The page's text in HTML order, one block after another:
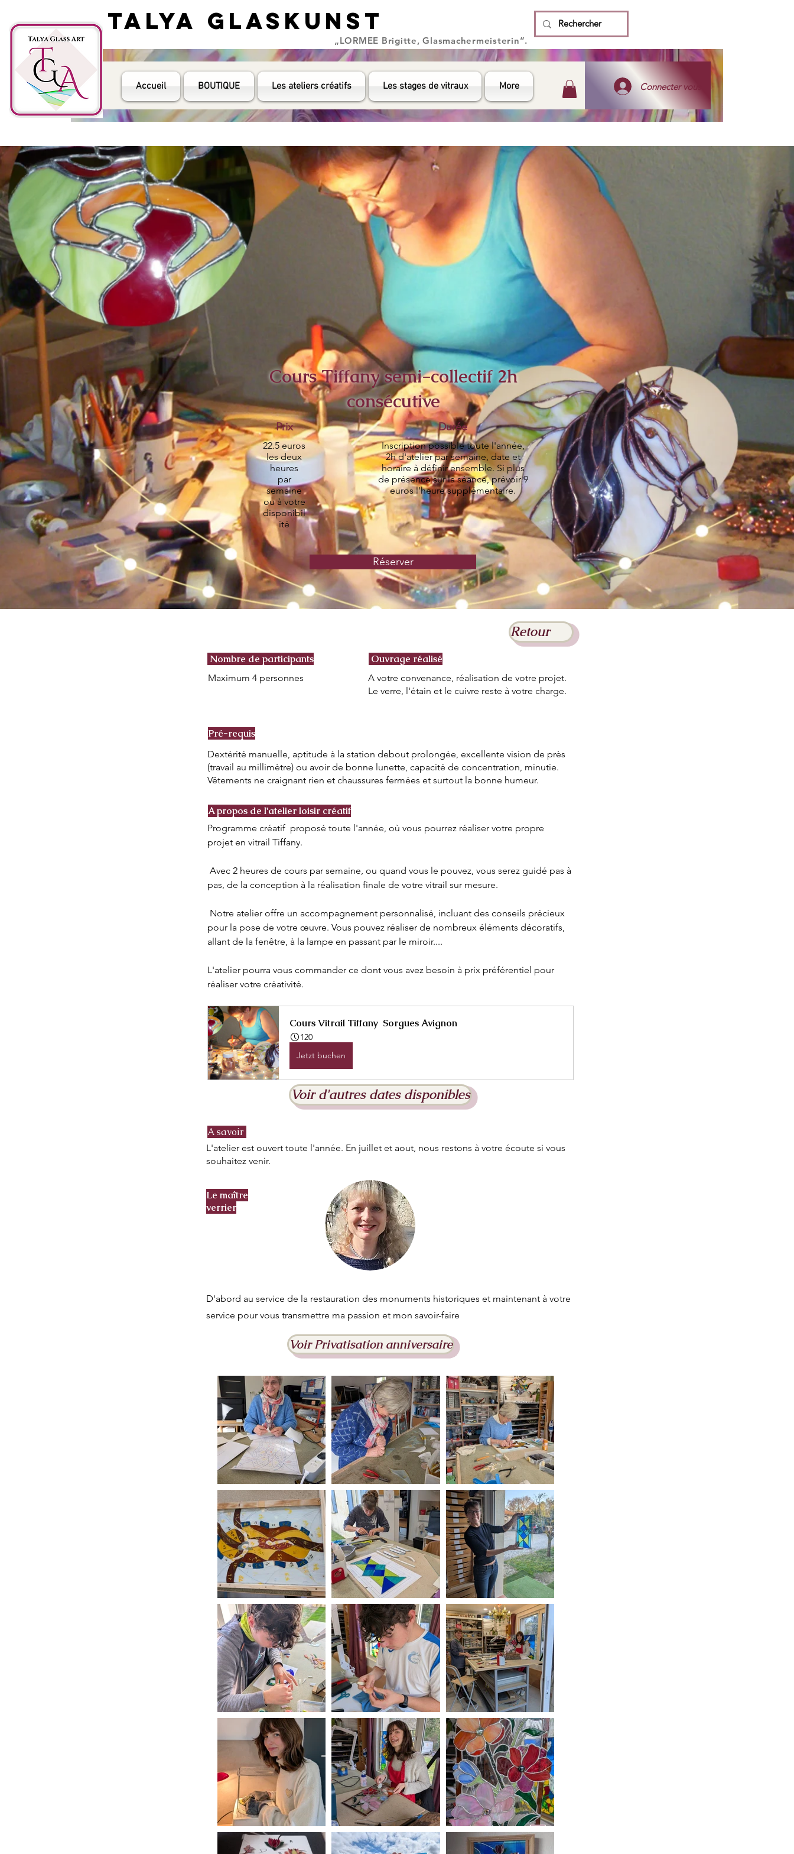
TALYA GLASKUNST
TALYA GLASKUNST
„LORMEE Brigitte, Glasmachermeisterin“.
Accueil BOUTIQUE Les ateliers créatifs Les stages de vitraux More Connecter vous
Cours Tiffany semi-collectif 2h
consécutive
Prix
22.5 euros
les deux
heures
par
semaine
ou à votre
disponibil
ité
Durée
Inscription possible toute l'année,
2h d'atelier par semaine, date et
horaire à définir ensemble. Si plus
de présence sur la séance, prévoir 9
euros l'heure supplémentaire.
Réserver
Retour
Nombre de participants
Maximum 4 personnes
Ouvrage réalisé
A votre convenance, réalisation de votre projet.
Le verre, l'étain et le cuivre reste à votre charge.
Pré-requis
Dextérité manuelle, aptitude à la station debout prolongée, excellente vision de près
(travail au millimètre) ou avoir de bonne lunette, capacité de concentration, minutie.
Vêtements ne craignant rien et chaussures fermées et surtout la bonne humeur.
A propos de l'atelier loisir créatif
Programme créatif  proposé toute l'année, où vous pourrez réaliser votre propre
projet en vitrail Tiffany.
pas, de la conception à la réalisation finale de votre vitrail sur mesure.
pour la pose de votre œuvre. Vous pouvez réaliser de nombreux éléments décoratifs,
allant de la fenêtre, à la lampe en passant par le miroir....
L'atelier pourra vous commander ce dont vous avez besoin à prix préférentiel pour
réaliser votre créativité.
Cours Vitrail Tiffany  Sorgues Avignon
120
Jetzt buchen
Voir d'autres dates disponibles
A savoir
L'atelier est ouvert toute l'année. En juillet et aout, nous restons à votre écoute si vous
souhaitez venir.
Le maître
verrier
D'abord au service de la restauration des monuments historiques et maintenant à votre
service pour vous transmettre ma passion et mon savoir-faire
Voir Privatisation anniversaire